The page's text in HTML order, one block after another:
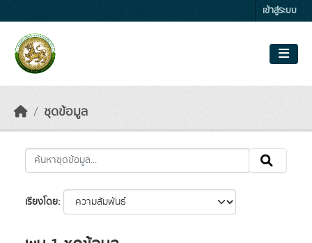
เข้าสู่ระบบ
ชุดข้อมูล
เรียงโดย